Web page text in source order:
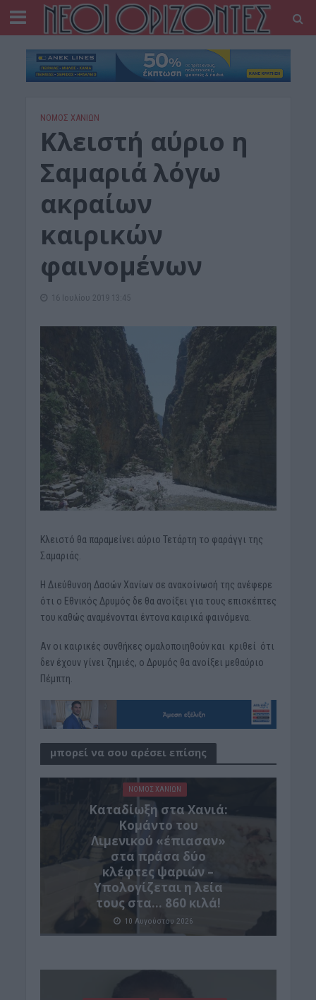
ΝΟΜΌΣ ΧΑΝΊΩΝ
Κλειστή αύριο η
Σαμαριά λόγω
ακραίων
καιρικών
φαινομένων
16 Ιουλίου 2019 13:45
Κλειστό θα παραμείνει αύριο Τετάρτη το φαράγγι της
Σαμαριάς.
Η Διεύθυνση Δασών Χανίων σε ανακοίνωσή της ανέφερε
ότι ο Εθνικός Δρυμός δε θα ανοίξει για τους επισκέπτες
του καθώς αναμένονται έντονα καιρικά φαινόμενα.
Αν οι καιρικές συνθήκες ομαλοποιηθούν και κριθεί ότι
δεν έχουν γίνει ζημιές, ο Δρυμός θα ανοίξει μεθαύριο
Πέμπτη.
μπορεί να σου αρέσει επίσης
ΝΟΜΌΣ ΧΑΝΊΩΝ
Καταδίωξη στα Χανιά:
Κομάντο του
Λιμενικού «έπιασαν»
στα πράσα δύο
κλέφτες ψαριών –
Υπολογίζεται η λεία
τους στα… 860 κιλά!
10 Αυγούστου 2026